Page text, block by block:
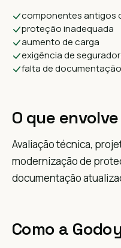
componentes antigos
proteção inadequada
aumento de carga
exigência de
falta de documentação
O que envolve
Avaliação técnica,
modernização de
documentação
Como a